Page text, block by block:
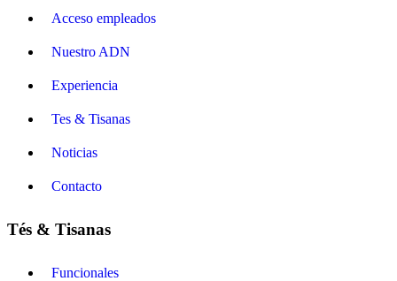
Acceso empleados
Nuestro ADN
Experiencia
Tes & Tisanas
Noticias
Contacto
Tés & Tisanas
Funcionales